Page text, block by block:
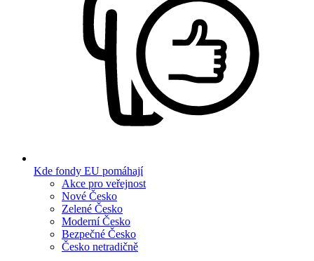
Kde fondy EU pomáhají
Akce pro veřejnost
Nové Česko
Zelené Česko
Moderní Česko
Bezpečné Česko
Česko netradičně